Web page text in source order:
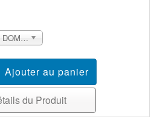
France métropolitaine et DOM Sans surcoût
du Produit